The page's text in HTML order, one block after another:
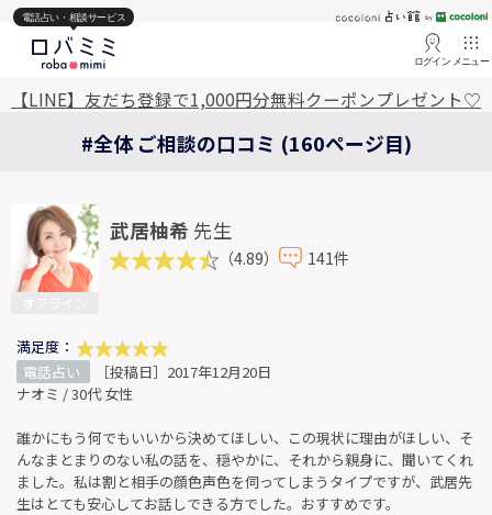
電話占い・相談サービス
ログイン メニュー
【LINE】友だち登録で1,000円分無料クーポンプレゼント♡
#全体 ご相談の口コミ (160ページ目)
武居柚希 先生
（4.89） 141件
満足度：
電話占い
［投稿日］2017年12月20日
ナオミ / 30代 女性
誰かにもう何でもいいから決めてほしい、この現状に理由がほしい、そ
んなまとまりのない私の話を、穏やかに、それから親身に、聞いてくれ
ました。私は割と相手の顔色声色を伺ってしまうタイプですが、武居先
生はとても安心してお話しできる方でした。おすすめです。